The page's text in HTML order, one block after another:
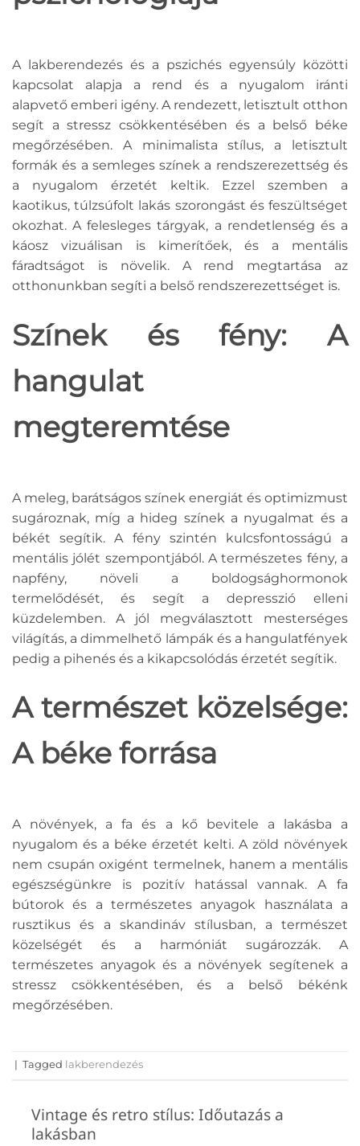
A lakberendezés és a pszichés egyensúly közötti
kapcsolat alapja a rend és a nyugalom iránti
alapvető emberi igény. A rendezett, letisztult otthon
segít a stressz csökkentésében és a belső béke
megőrzésében. A minimalista stílus, a letisztult
formák és a semleges színek a rendszerezettség és
a nyugalom érzetét keltik. Ezzel szemben a
kaotikus, túlzsúfolt lakás szorongást és feszültséget
okozhat. A felesleges tárgyak, a rendetlenség és a
káosz vizuálisan is kimerítőek, és a mentális
fáradtságot is növelik. A rend megtartása az
otthonunkban segíti a belső rendszerezettséget is.
Színek és fény: A
hangulat
megteremtése
A meleg, barátságos színek energiát és optimizmust
sugároznak, míg a hideg színek a nyugalmat és a
békét segítik. A fény szintén kulcsfontosságú a
mentális jólét szempontjából. A természetes fény, a
napfény, növeli a boldogsághormonok
termelődését, és segít a depresszió elleni
küzdelemben. A jól megválasztott mesterséges
világítás, a dimmelhető lámpák és a hangulatfények
pedig a pihenés és a kikapcsolódás érzetét segítik.
A természet közelsége:
A béke forrása
A növények, a fa és a kő bevitele a lakásba a
nyugalom és a béke érzetét kelti. A zöld növények
nem csupán oxigént termelnek, hanem a mentális
egészségünkre is pozitív hatással vannak. A fa
bútorok és a természetes anyagok használata a
rusztikus és a skandináv stílusban, a természet
közelségét és a harmóniát sugározzák. A
természetes anyagok és a növények segítenek a
stressz csökkentésében, és a belső békénk
megőrzésében.
| Tagged lakberendezés
Vintage és retro stílus: Időutazás a
lakásban